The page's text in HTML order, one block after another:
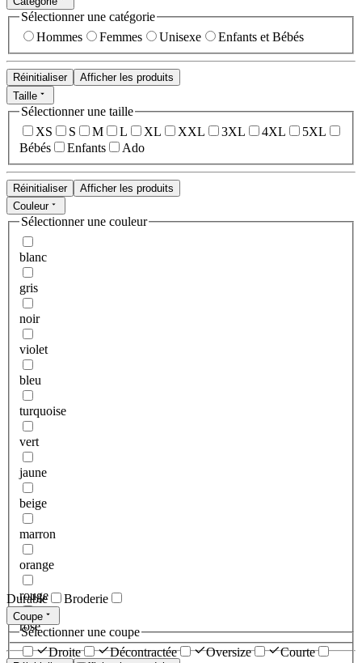
Sélectionner une catégorie
Hommes
Femmes Unisexe Enfants et Bébés
Réinitialiser
Afficher les produits
Taille
Sélectionner une taille
XS
S M L XL XXL 3XL 4XL
5XL
Bébés
Enfants Ado
Réinitialiser
Afficher les produits
Couleur
Sélectionner une couleur
blanc
gris
noir
violet
bleu
turquoise
vert
jaune
beige
marron
orange
rouge
rose
Durable Broderie
Coupe
Sélectionner une coupe
Droite
Décontractée Oversize
Courte